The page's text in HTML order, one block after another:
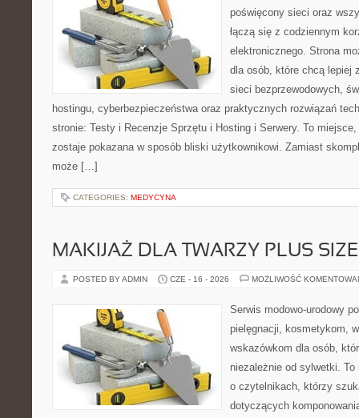
poświęcony sieci oraz
łączą się z codziennym
elektronicznego. Strona
dla osób, które chcą lepiej
sieci bezprzewodowych,
hostingu, cyberbezpieczeństwa oraz praktycznych rozwiązań
stronie: Testy i Recenzje Sprzętu i Hosting i Serwery. To
zostaje pokazana w sposób bliski użytkownikowi. Zamiast
może […]
CATEGORIES: MEDYCYNA
MAKIJAŻ DLA TWARZY PLUS SIZE
POSTED BY ADMIN CZE - 16 - 2026 MOŻLIWOŚĆ
Serwis modowo-urodowy
pielęgnacji, kosmetykom,
wskazówkom dla osób,
niezależnie od sylwetki.
o czytelnikach, którzy
dotyczących